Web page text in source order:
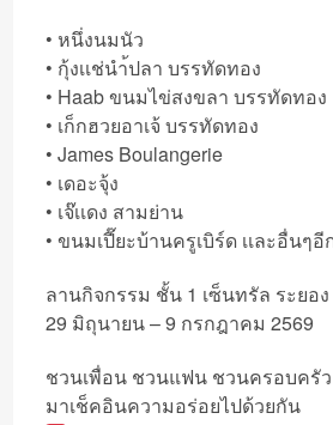
• หนึ่งนมนัว
• กุ้งเเช่นำ้ปลา บรรทัดทอง
• Haab ขนมไข่สงขลา บรรทัดทอง
• เก็กฮวยอาเจ้ บรรทัดทอง
• James Boulangerie
• เดอะจุ้ง
• เจ๊เเดง สามย่าน
• ขนมเปี๊ยะบ้านครูเบิร์ด เเละอื่นๆอี
ลานกิจกรรม ชั้น 1 เซ็นทรัล ระยอง
29 มิถุนายน – 9 กรกฎาคม 2569
ชวนเพื่อน ชวนแฟน ชวนครอบครัว
มาเช็คอินความอร่อยไปด้วยกัน